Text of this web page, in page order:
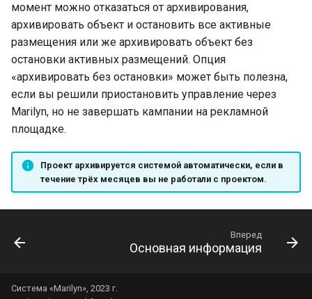
момент можно отказаться от архивирования,
архивировать объект и остановить все активные
размещения или же архивировать объект без
остановки активных размещений. Опция
«архивировать без остановки» может быть полезна,
если вы решили приостановить управление через
Marilyn, но не завершать кампании на рекламной
площадке.
Проект архивируется системой автоматически, если в
течение трёх месяцев вы не работали с проектом.
Вперед
Основная информация
Система «Marilyn», 2023 г.